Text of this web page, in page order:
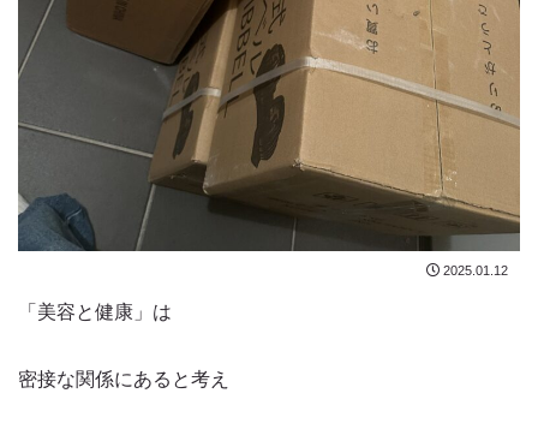
2025.01.12
「美容と健康」は
密接な関係にあると考え